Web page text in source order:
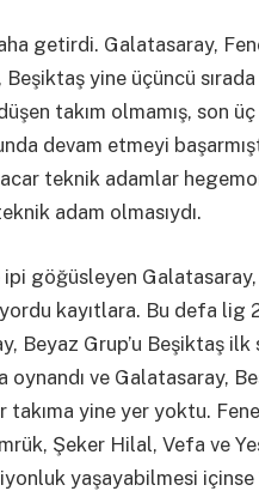
getirdi. Galatasaray,
yine üçüncü
takım olmamış, son üç
devam etmeyi
teknik adamlar
adam olmasıydı.
göğüsleyen
kayıtlara. Bu defa lig
Beyaz Grup’u Beşiktaş
ve Galatasaray,
yine yer yoktu.
Şeker Hilal, Vefa ve
yaşayabilmesi